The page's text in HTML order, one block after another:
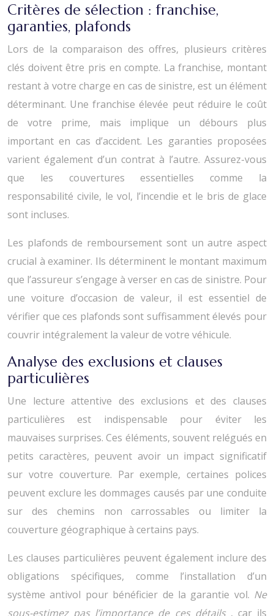
Critères de sélection : franchise,
garanties, plafonds
Lors de la comparaison des offres, plusieurs critères
clés doivent être pris en compte. La franchise, montant
restant à votre charge en cas de sinistre, est un élément
déterminant. Une franchise élevée peut réduire le coût
de votre prime, mais implique un débours plus
important en cas d’accident. Les garanties proposées
varient également d’un contrat à l’autre. Assurez-vous
que les couvertures essentielles comme la
responsabilité civile, le vol, l’incendie et le bris de glace
sont incluses.
Les plafonds de remboursement sont un autre aspect
crucial à examiner. Ils déterminent le montant maximum
que l’assureur s’engage à verser en cas de sinistre. Pour
une voiture d’occasion de valeur, il est essentiel de
vérifier que ces plafonds sont suffisamment élevés pour
couvrir intégralement la valeur de votre véhicule.
Analyse des exclusions et clauses
particulières
Une lecture attentive des exclusions et des clauses
particulières est indispensable pour éviter les
mauvaises surprises. Ces éléments, souvent relégués en
petits caractères, peuvent avoir un impact significatif
sur votre couverture. Par exemple, certaines polices
peuvent exclure les dommages causés par une conduite
sur des chemins non carrossables ou limiter la
couverture géographique à certains pays.
Les clauses particulières peuvent également inclure des
obligations spécifiques, comme l’installation d’un
système antivol pour bénéficier de la garantie vol. Ne
sous-estimez pas l’importance de ces détails , car ils